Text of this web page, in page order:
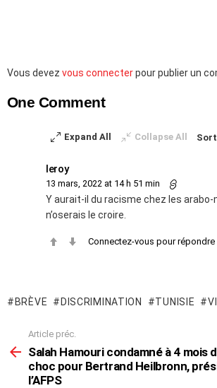
Laisser
commentaire
Vous devez vous connecterpour publier un
One Comment
Expand All Collapse All
leroy
13 mars, 2022 at 14 h 51 min
Y aurait-il du racisme chez les arabo-
n’oserais le croire.
Connectez-vous pour répondre
BRÈVE DISCRIMINATION TUNISIE
voir
Article préc.
Salah Hamouri condamné à 4 mois
choc pour Bertrand Heilbronn,
l’AFPS